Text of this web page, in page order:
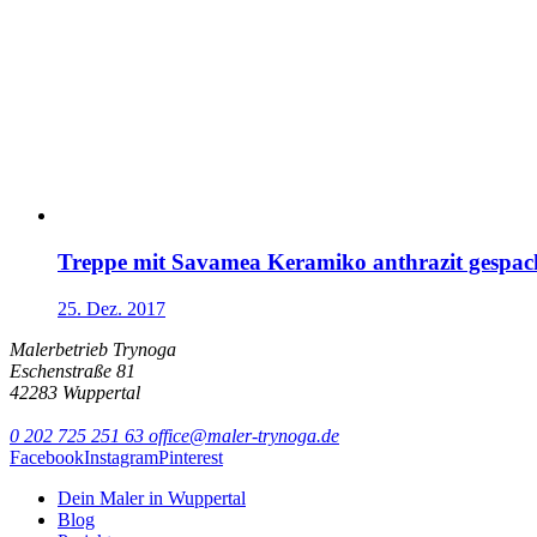
Treppe mit Savamea Keramiko anthrazit
25. Dez. 2017
Malerbetrieb Trynoga
Eschenstraße 81
42283 Wuppertal
0 202 725 251 63 office@maler-trynoga.de
FacebookInstagramPinterest
Dein Maler in Wuppertal
Blog